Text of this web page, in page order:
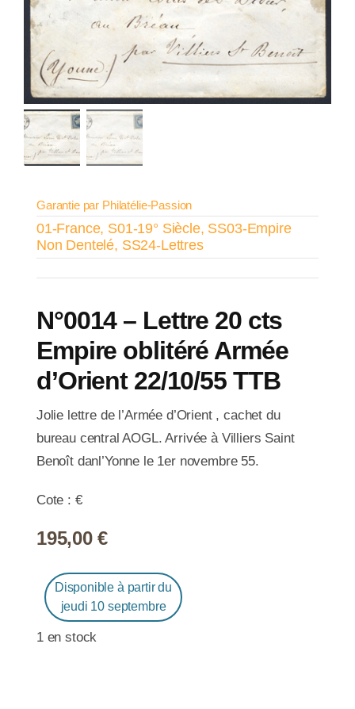
Garantie par Philatélie-Passion
01-France, S01-19° Siècle, SS03-Empire
Non Dentelé, SS24-Lettres
N°0014 – Lettre 20 cts
Empire oblitéré Armée
d’Orient 22/10/55 TTB
Jolie lettre de l’Armée d’Orient , cachet du
bureau central AOGL. Arrivée à Villiers Saint
Benoît danl’Yonne le 1er novembre 55.
Cote : €
195,00€
Disponible à partir du
jeudi 10 septembre
1 en stock